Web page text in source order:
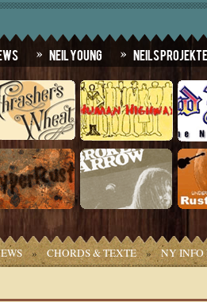
Neil Young Neils Projekte
» CHORDS & TEXTE » NY INFO